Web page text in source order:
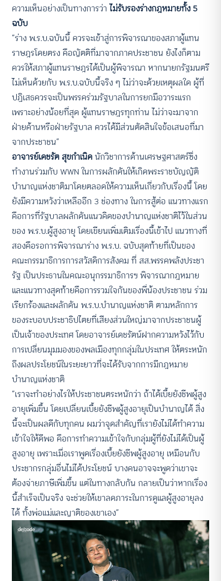
ความเห็นอย่างเป็นทางการว่าไม่รับรองร่างกฎหมายทั้ง 5
ฉบับ
“ร่าง พ.ร.บ.ฉบันนี้ ควรจะเข้าสู่การพิจารณาของสภาผู้แทน
ราษฎรโดยตรง คือญัตติที่มาจากภาคประชาชน ยังไงก็ตาม
ควรให้สภาผู้แทนราษฎรได้เป็นผู้พิจารณา หากนายกรัฐมนตรี
ไม่เห็นด้วยกับ พ.ร.บ.ฉบับนี้จริง ๆ ไม่ว่าจะด้วยเหตุผลใด ผู้ที่
ปฏิเสธควรจะเป็นพรรคร่วมรัฐบาลในการยกมือวาระแรก
เพราะอย่างน้อยที่สุด ผู้แทนราษฎรทุกท่าน ไม่ว่าจะมาจาก
ฝ่ายค้านหรือฝ่ายรัฐบาล ควรได้มีส่วนตัดสินใจข้อเสนอที่มา
จากประชาชน”
อาจารย์เดชรัต สุขกำเนิดนักวิชาการด้านเศรษฐศาสตร์ซึ่ง
ทำงานร่วมกับ WWN ในการผลักดันให้เกิดพระราชบัญญัติ
บำนาญแห่งชาติมาโดยตลอดให้ความเห็นเกี่ยวกับเรื่องนี้ โดย
ยังมีความหวังว่าเหลืออีก 3 ช่องทาง ในการสู้ต่อ แนวทางแรก
คือการที่รัฐบาลผลักดันแนวคิดของบำนาญแห่งชาติไว้ในส่วน
ของ พ.ร.บ.ผู้สูงอายุ โดยเขียนเพิ่มเติมเรื่องนี้เข้าไป แนวทางที่
สองคือรอการพิจารณาร่าง พ.ร.บ. ฉบับสุดท้ายที่เป็นของ
คณะกรรมาธิการการสวัสดิการสังคม ที่ สส.พรรคพลังประชา
รัฐ เป็นประธานในคณะอนุกรรมาธิการฯ พิจารณากฎหมาย
และแนวทางสุดท้ายคือการรวมใจกันของพี่น้องประชาชน ร่วม
เรียกร้องและผลักดัน พ.ร.บ.บำนาญแห่งชาติ ตามหลักการ
ของระบอบประชาธิปไตยที่เสียงส่วนใหญ่มาจากประชาชนผู้
เป็นเจ้าของประเทศ โดยอาจารย์เดชรัตน์ฝากความหวังไว้กับ
การเปลี่ยนมุมมองของพลเมืองทุกกลุ่มในประเทศ ให้ตระหนัก
ถึงผลประโยชน์ในระยะยาวที่จะได้รับจากการมีกฎหมาย
บำนาญแห่งชาติ
“เราจะทำอย่างไรให้ประชาชนตระหนักว่า ถ้าได้เบี้ยยังชีพผู้สูง
อายุเพิ่มขึ้น โดยเปลี่ยนเบี้ยยังชีพผู้สูงอายุเป็นบำนาญได้ สิ่ง
นี้จะเป็นผลดีกับทุกคน ผมว่าจุดสำคัญที่เรายังไม่ได้ทำความ
เข้าใจให้ดีพอ คือการทำความเข้าใจกับกลุ่มผู้ที่ยังไม่ได้เป็นผู้
สูงอายุ เพราะเมื่อเราพูดเรื่องเบี้ยยังชีพผู้สูงอายุ เหมือนกับ
ประชากรกลุ่มอื่นไม่ได้ประโยชน์ บางคนอาจจะพูดว่าเขาจะ
ต้องจ่ายภาษีเพิ่มขึ้น แต่ในทางกลับกัน กลายเป็นว่าหากเรื่อง
นี้สำเร็จเป็นจริง จะช่วยให้เขาลดภาระในการดูแลผู้สูงอายุลง
ได้ ทั้งพ่อแม่และญาติของเขาเอง”